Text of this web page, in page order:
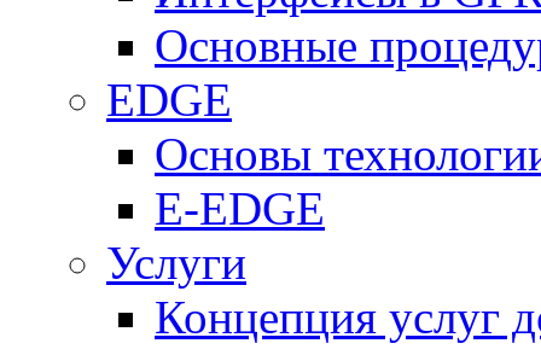
Основные
EDGE
Основы
E-EDGE
Услуги
Концепция услуг